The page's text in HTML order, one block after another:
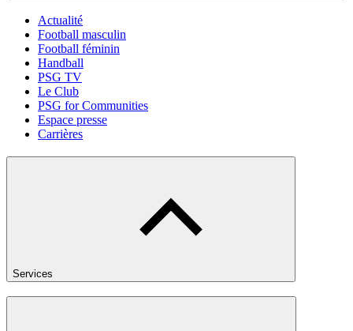
Actualité
Football masculin
Football féminin
Handball
PSG TV
Le Club
PSG for Communities
Espace presse
Carrières
Services